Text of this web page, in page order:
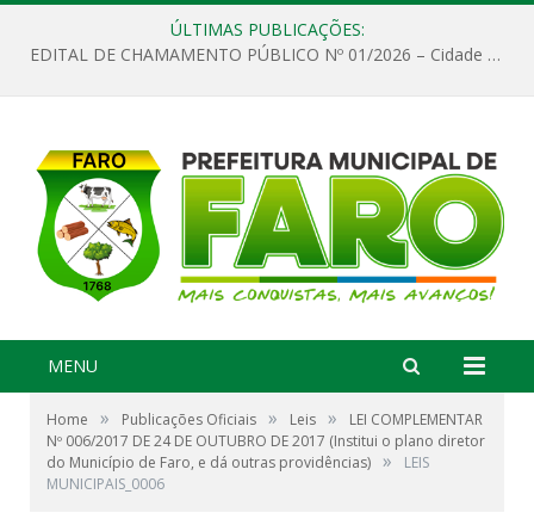
ÚLTIMAS PUBLICAÇÕES:
EDITAL DE CHAMAMENTO PÚBLICO Nº 01/2026 – Cidade de Faro
MENU
Home » Publicações Oficiais » Leis »
LEI COMPLEMENTAR
Nº 006/2017 DE 24 DE OUTUBRO DE 2017 (Institui o plano diretor
do Município de Faro, e dá outras providências) »
LEIS
MUNICIPAIS_0006